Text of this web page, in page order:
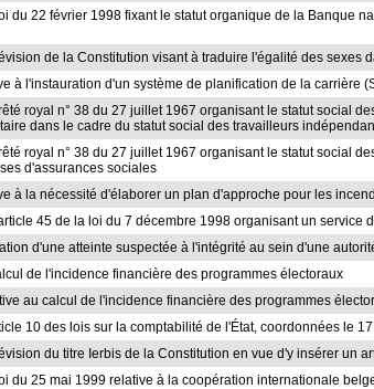
du 22 février 1998 fixant le statut organique de la Banque
de la Constitution visant à traduire l'égalité des sexes
à l'instauration d'un système de planification de la carrière
royal n° 38 du 27 juillet 1967 organisant le statut social
dans le cadre du statut social des travailleurs
royal n° 38 du 27 juillet 1967 organisant le statut social
d'assurances sociales
à la nécessité d'élaborer un plan d'approche pour les
45 de la loi du 7 décembre 1998 organisant un
d'une atteinte suspectée à l'intégrité au sein d'une
de l'incidence financière des programmes électoraux
au calcul de l'incidence financière des programmes
10 des lois sur la comptabilité de l'État, coordonnées le
du titre Ierbis de la Constitution en vue d'y insérer un
du 25 mai 1999 relative à la coopération internationale